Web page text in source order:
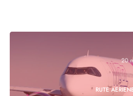
20
RUTE